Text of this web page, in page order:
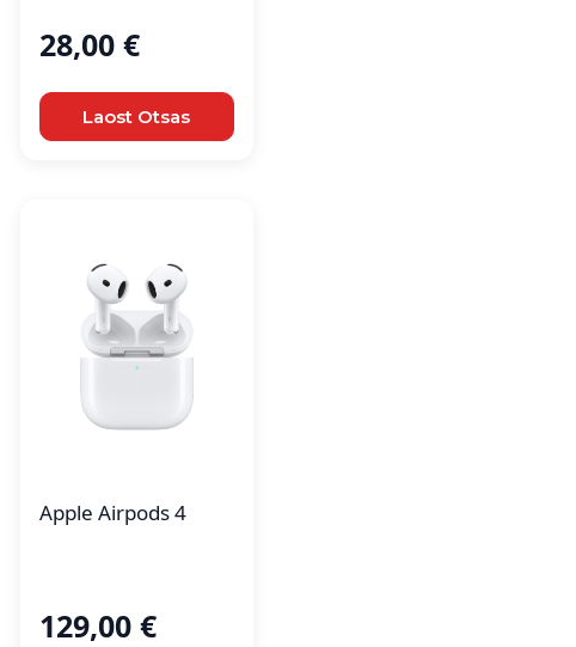
28,00€
Laost Otsas
Apple Airpods 4
129,00€